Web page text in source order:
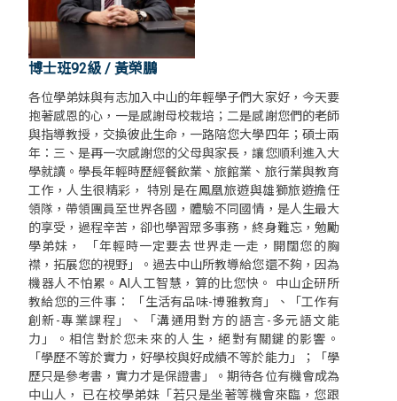
博士班92級 / 黃榮鵬
各位學弟妹與有志加入中山的年輕學子們大家好，今天要
抱著感恩的心，一是感謝母校栽培；二是感謝您們的老師
與指導教授，交換彼此生命，一路陪您大學四年；碩士兩
年：三、是再一次感謝您的父母與家長，讓您順利進入大
學就讀。學長年輕時歷經餐飲業、旅館業、旅行業與教育
工作，人生很精彩， 特別是在鳳凰旅遊與雄獅旅遊擔任
領隊，帶領團員至世界各國，體驗不同國情，是人生最大
的享受，過程辛苦，卻也學習眾多事務，終身難忘，勉勵
學弟妹， 「年輕時一定要去世界走一走，開闊您的胸
襟，拓展您的視野」。過去中山所教導給您還不夠，因為
機器人不怕累。AI人工智慧，算的比您快。 中山企研所
教給您的三件事： 「生活有品味-博雅教育」、「工作有
創新-專業課程」、「溝通用對方的語言-多元語文能
力」。相信對於您未來的人生，絕對有關鍵的影響。
「學歷不等於實力，好學校與好成績不等於能力」；「學
歷只是參考書，實力才是保證書」。期待各位有機會成為
中山人， 已在校學弟妹「若只是坐著等機會來臨，您跟